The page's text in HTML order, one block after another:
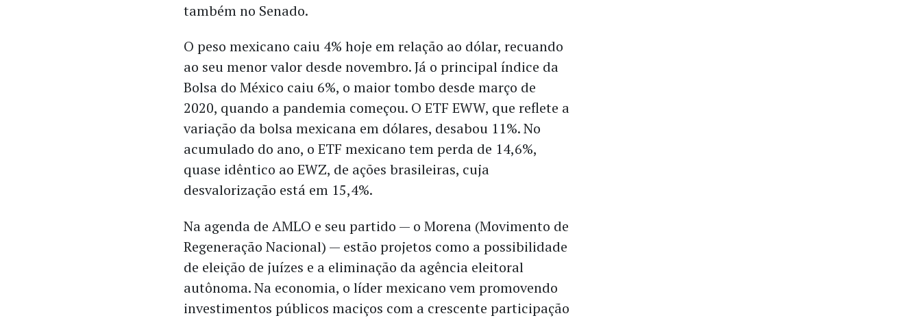
também no Senado.
O peso mexicano caiu 4% hoje em relação ao dólar, recuando
ao seu menor valor desde novembro. Já o principal índice da
Bolsa do México caiu 6%, o maior tombo desde março de
2020, quando a pandemia começou. O ETF EWW, que reflete a
variação da bolsa mexicana em dólares, desabou 11%. No
acumulado do ano, o ETF mexicano tem perda de 14,6%,
quase idêntico ao EWZ, de ações brasileiras, cuja
desvalorização está em 15,4%.
Na agenda de AMLO e seu partido — o Morena (Movimento de
Regeneração Nacional) — estão projetos como a possibilidade
de eleição de juízes e a eliminação da agência eleitoral
autônoma. Na economia, o líder mexicano vem promovendo
investimentos públicos maciços com a crescente participação